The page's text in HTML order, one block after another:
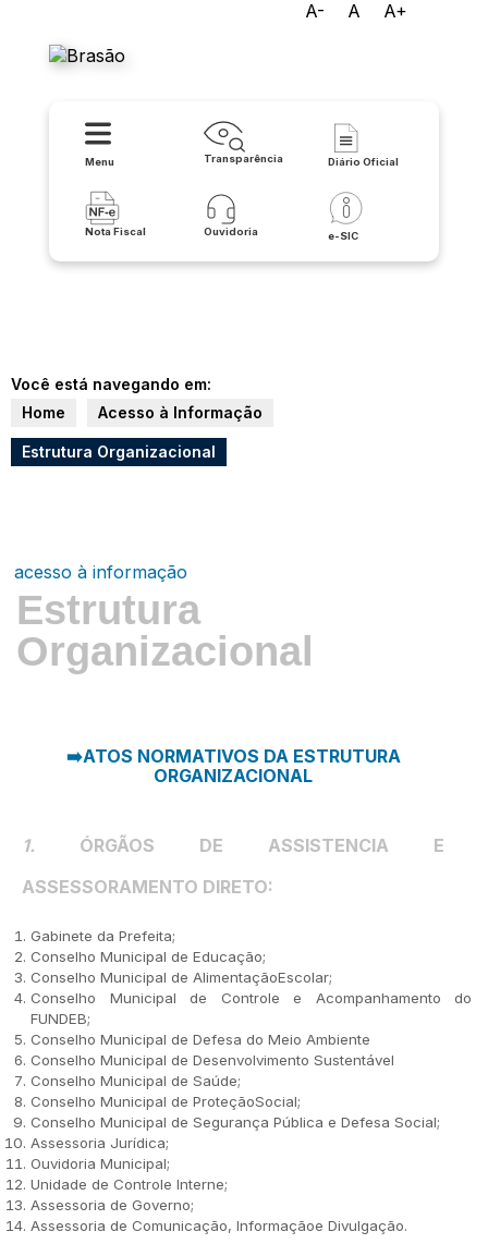
A- A A+
Menu Transparência Diário Oficial
Nota Fiscal Ouvidoria e-SIC
Você está navegando em:
Home
Acesso à Informação
Estrutura Organizacional
acesso à informação
Estrutura
Organizacional
➡️ATOS NORMATIVOS DA ESTRUTURA
ORGANIZACIONAL
1. ÓRGÃOS DE ASSISTENCIA E
ASSESSORAMENTO DIRETO:
Gabinete da Prefeita;
Conselho Municipal de Educação;
Conselho Municipal de AlimentaçãoEscolar;
Conselho Municipal de Controle e Acompanhamento do
FUNDEB;
Conselho Municipal de Defesa do Meio Ambiente
Conselho Municipal de Desenvolvimento Sustentável
Conselho Municipal de Saúde;
Conselho Municipal de ProteçãoSocial;
Conselho Municipal de Segurança Pública e Defesa Social;
Assessoria Jurídica;
Ouvidoria Municipal;
Unidade de Controle Interne;
Assessoria de Governo;
Assessoria de Comunicação, Informaçãoe Divulgação.